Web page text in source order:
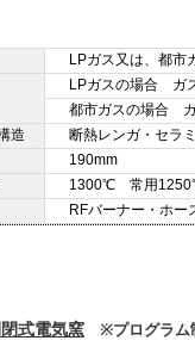
LPガス又は、都市
LPガスの場合 ガ
都市ガスの場合
造
断熱レンガ・セラ
190mm
1300℃ 常用
RFバーナー・ホー
式電気窯 ※プログラム